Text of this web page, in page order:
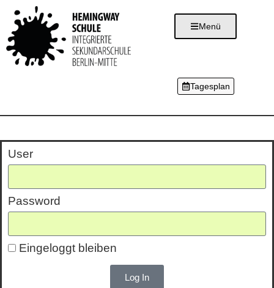
Menü
Tagesplan
User
Password
Eingeloggt bleiben
Log In